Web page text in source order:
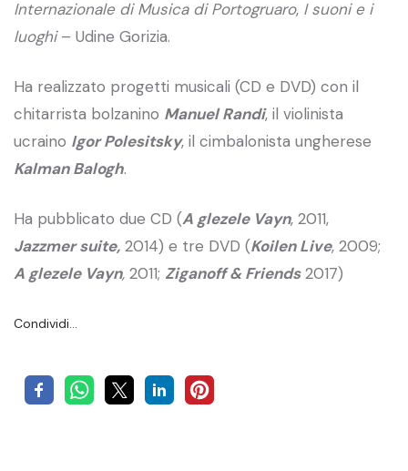
Internazionale di Musica di Portogruaro, I suoni e i
luoghi– Udine Gorizia.
Ha realizzato progetti musicali (CD e DVD) con il
chitarrista bolzanino Manuel Randi, il violinista
ucraino Igor Polesitsky, il cimbalonista ungherese
Kalman Balogh.
Ha pubblicato due CD (A glezele Vayn, 2011,
Jazzmer suite, 2014) e tre DVD (Koilen Live, 2009;
A glezele Vayn, 2011; Ziganoff & Friends2017)
Condividi…